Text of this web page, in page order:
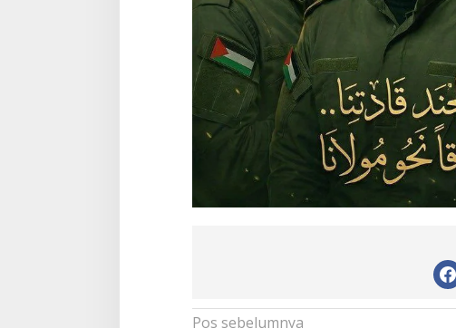
Pos sebelumnya